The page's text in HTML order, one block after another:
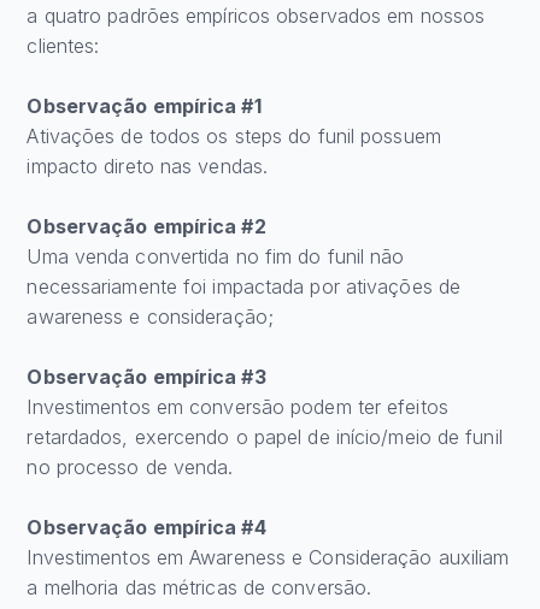
a quatro padrões empíricos observados em nossos
clientes:
Observação empírica #1
Ativações de todos os steps do funil possuem
impacto direto nas vendas.
Observação empírica #2
Uma venda convertida no fim do funil não
necessariamente foi impactada por ativações de
awareness e consideração;
Observação empírica #3
Investimentos em conversão podem ter efeitos
retardados, exercendo o papel de início/meio de funil
no processo de venda.
Observação empírica #4
Investimentos em Awareness e Consideração auxiliam
a melhoria das métricas de conversão.